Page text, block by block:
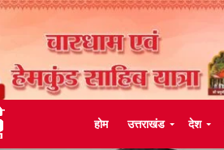
होम उत्तराखंड देश